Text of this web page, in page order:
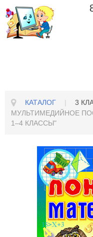
КАТАЛОГ | 3
МУЛЬТИМЕДИЙНОЕ
1–4 КЛАССЫ"